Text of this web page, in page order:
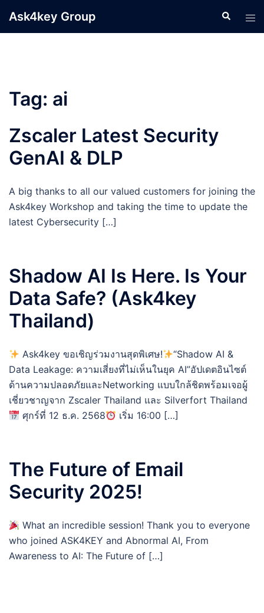
Ask4key Group Search
Tag: ai
Zscaler Latest Security
GenAI & DLP
A big thanks to all our valued customers for joining the
Ask4key Workshop and taking the time to update the
latest Cybersecurity […]
Shadow AI Is Here. Is Your
Data Safe? (Ask4key
Thailand)
Ask4key ขอเชิญร่วมงานสุดพิเศษ!
“Shadow AI &
Data Leakage: ความเสี่ยงที่ไม่เห็นในยุค AI”อัปเดตอินไซต์
ด้านความปลอดภัยและNetworking แบบใกล้ชิดพร้อมเจอผู้
เชี่ยวชาญจาก Zscaler Thailand และ Silverfort Thailand
ศุกร์ที่ 12 ธ.ค. 2568
เริ่ม 16:00 […]
The Future of Email
Security 2025!
What an incredible session! Thank you to everyone
who joined ASK4KEY and Abnormal AI, From
Awareness to AI: The Future of […]